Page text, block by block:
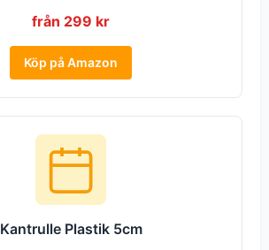
från 299 kr
Köp på Amazon
Kantrulle Plastik 5cm